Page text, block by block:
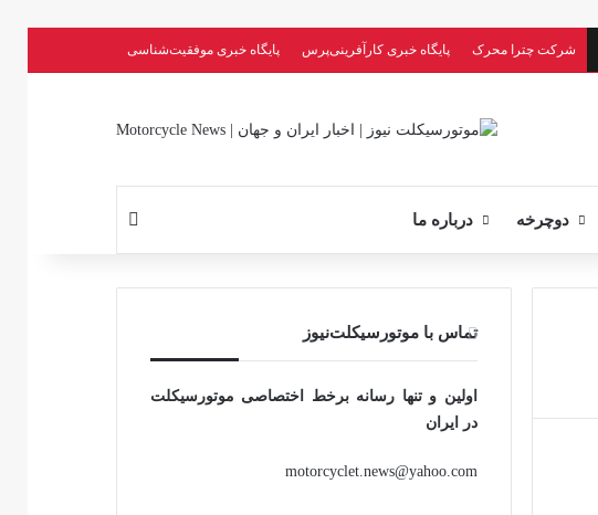
شرکت چترا محرک پایگاه خبری کارآفرینی‌پرس پایگاه خبری موفقیت‌شناسی
دوچرخه درباره ما
تماس با موتورسیکلت‌نیوز
اولین و تنها رسانه برخط اختصاصی موتورسیکلت
در ایران
motorcyclet.news@yahoo.com